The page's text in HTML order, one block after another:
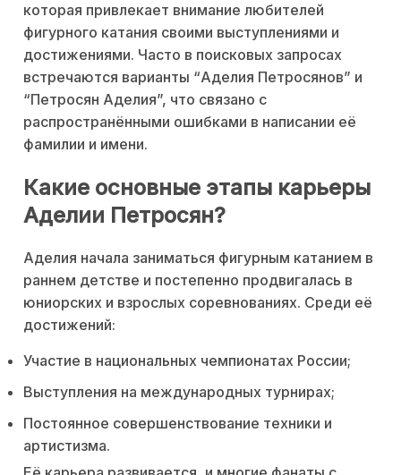
которая привлекает внимание любителей
фигурного катания своими выступлениями и
достижениями. Часто в поисковых запросах
встречаются варианты “Аделия Петросянов” и
“Петросян Аделия”, что связано с
распространёнными ошибками в написании её
фамилии и имени.
Какие основные этапы карьеры
Аделии Петросян?
Аделия начала заниматься фигурным катанием в
раннем детстве и постепенно продвигалась в
юниорских и взрослых соревнованиях. Среди её
достижений:
Участие в национальных чемпионатах России;
Выступления на международных турнирах;
Постоянное совершенствование техники и
артистизма.